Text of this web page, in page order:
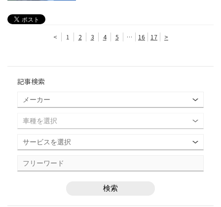
< 1 2 3 4 5 … 16 17 >
記事検索